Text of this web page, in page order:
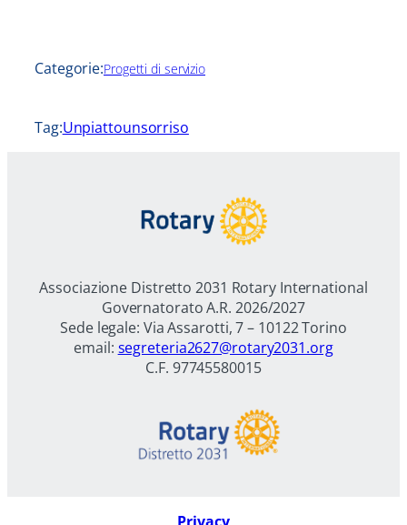
Categorie:Progetti di servizio
Tag:Unpiattounsorriso
Associazione Distretto 2031 Rotary International
Governatorato A.R. 2026/2027
Sede legale: Via Assarotti, 7 – 10122 Torino
email: segreteria2627@rotary2031.org
C.F. 97745580015